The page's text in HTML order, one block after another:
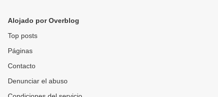
Alojado por Overblog
Top posts
Páginas
Contacto
Denunciar el abuso